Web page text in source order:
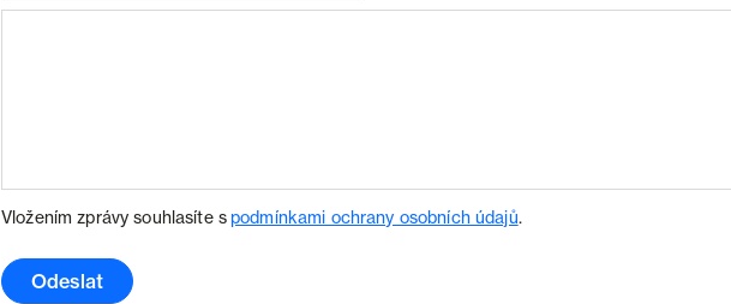
Vložením zprávy souhlasíte spodmínkami ochrany osobních údajů.
Odeslat